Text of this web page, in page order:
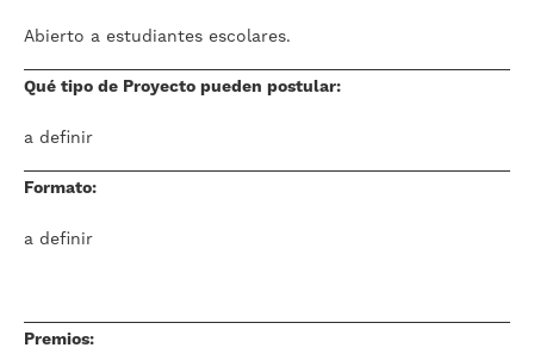
Abierto a estudiantes escolares.
Qué tipo de Proyecto pueden postular:
a definir
Formato:
a definir
Premios: